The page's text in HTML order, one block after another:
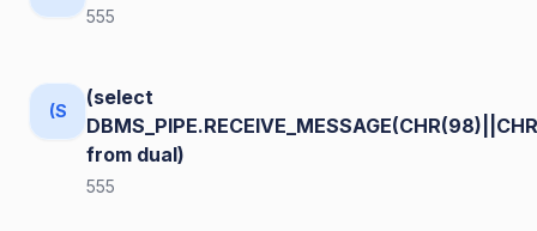
555
(S
(select
from dual)
555